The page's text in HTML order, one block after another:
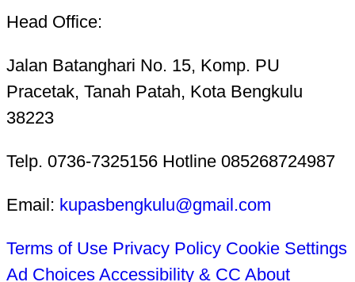
Head Office:
Jalan Batanghari No. 15, Komp. PU
Pracetak, Tanah Patah, Kota Bengkulu
38223
Telp. 0736-7325156 Hotline 085268724987
Email: kupasbengkulu@gmail.com
Terms of Use Privacy Policy Cookie Settings
Ad Choices Accessibility & CC About